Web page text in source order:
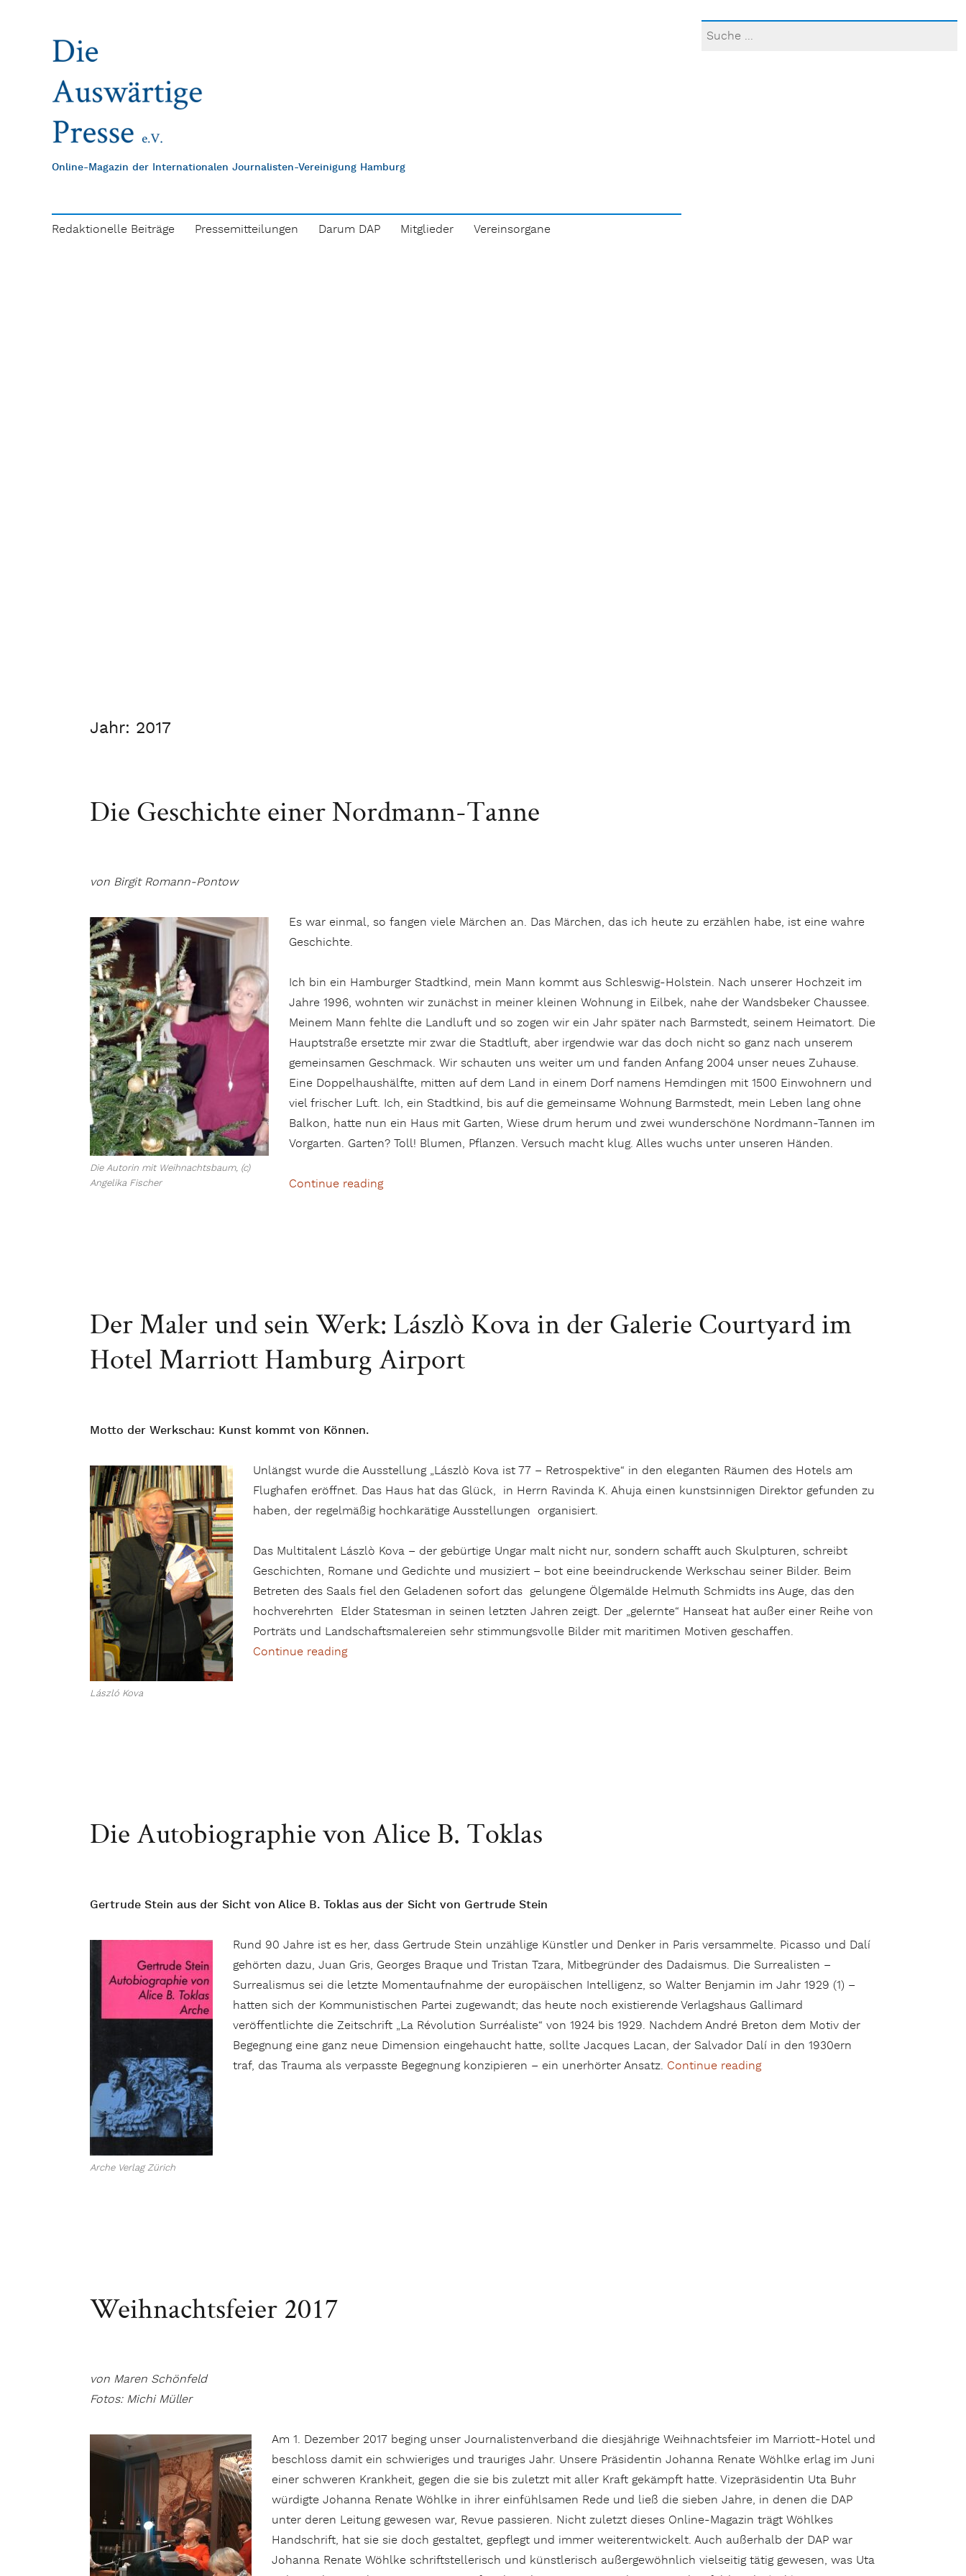
Online-Magazin der Internationalen Journalisten-Vereinigung Hamburg
Redaktionelle Beiträge Pressemitteilungen Darum DAP Mitglieder Vereinsorgane
Jahr: 2017
Die Geschichte einer Nordmann-Tanne
von Birgit Romann-Pontow
Die Autorin mit Weihnachtsbaum, (c)
Angelika Fischer
Es war einmal, so fangen viele Märchen an. Das Märchen, das ich heute zu erzählen habe, ist eine wahre
Geschichte.
Ich bin ein Hamburger Stadtkind, mein Mann kommt aus Schleswig-Holstein. Nach unserer Hochzeit im
Jahre 1996, wohnten wir zunächst in meiner kleinen Wohnung in Eilbek, nahe der Wandsbeker Chaussee.
Meinem Mann fehlte die Landluft und so zogen wir ein Jahr später nach Barmstedt, seinem Heimatort. Die
Hauptstraße ersetzte mir zwar die Stadtluft, aber irgendwie war das doch nicht so ganz nach unserem
gemeinsamen Geschmack. Wir schauten uns weiter um und fanden Anfang 2004 unser neues Zuhause.
Eine Doppelhaushälfte, mitten auf dem Land in einem Dorf namens Hemdingen mit 1500 Einwohnern und
viel frischer Luft. Ich, ein Stadtkind, bis auf die gemeinsame Wohnung Barmstedt, mein Leben lang ohne
Balkon, hatte nun ein Haus mit Garten, Wiese drum herum und zwei wunderschöne Nordmann-Tannen im
Vorgarten. Garten? Toll! Blumen, Pflanzen. Versuch macht klug. Alles wuchs unter unseren Händen.
Continue reading„Die Geschichte einer Nordmann-Tanne“
Der Maler und sein Werk: Lászlò Kova in der Galerie Courtyard im
Hotel Marriott Hamburg Airport
Motto der Werkschau: Kunst kommt von Können.
László Kova
Unlängst wurde die Ausstellung „Lászlò Kova ist 77 – Retrospektive“ in den eleganten Räumen des Hotels am
Flughafen eröffnet. Das Haus hat das Glück, in Herrn Ravinda K. Ahuja einen kunstsinnigen Direktor gefunden zu
haben, der regelmäßig hochkarätige Ausstellungen organisiert.
Das Multitalent Lászlò Kova – der gebürtige Ungar malt nicht nur, sondern schafft auch Skulpturen, schreibt
Geschichten, Romane und Gedichte und musiziert – bot eine beeindruckende Werkschau seiner Bilder. Beim
Betreten des Saals fiel den Geladenen sofort das gelungene Ölgemälde Helmuth Schmidts ins Auge, das den
hochverehrten Elder Statesman in seinen letzten Jahren zeigt. Der „gelernte“ Hanseat hat außer einer Reihe von
Porträts und Landschaftsmalereien sehr stimmungsvolle Bilder mit maritimen Motiven geschaffen.
Continue reading„Der Maler und sein Werk: Lászlò Kova in der Galerie Courtyard im Hotel Marriott Hamburg Airport“
Die Autobiographie von Alice B. Toklas
Gertrude Stein aus der Sicht von Alice B. Toklas aus der Sicht von Gertrude Stein
Arche Verlag Zürich
Rund 90 Jahre ist es her, dass Gertrude Stein unzählige Künstler und Denker in Paris versammelte. Picasso und Dalí
gehörten dazu, Juan Gris, Georges Braque und Tristan Tzara, Mitbegründer des Dadaismus. Die Surrealisten –
Surrealismus sei die letzte Momentaufnahme der europäischen Intelligenz, so Walter Benjamin im Jahr 1929 (1) –
hatten sich der Kommunistischen Partei zugewandt; das heute noch existierende Verlagshaus Gallimard
veröffentlichte die Zeitschrift „La Révolution Surréaliste“ von 1924 bis 1929. Nachdem André Breton dem Motiv der
Begegnung eine ganz neue Dimension eingehaucht hatte, sollte Jacques Lacan, der Salvador Dalí in den 1930ern
traf, das Trauma als verpasste Begegnung konzipieren – ein unerhörter Ansatz. Continue reading„Die Autobiographie von Alice B.
Weihnachtsfeier 2017
von Maren Schönfeld
Fotos: Michi Müller
Am 1. Dezember 2017 beging unser Journalistenverband die diesjährige Weihnachtsfeier im Marriott-Hotel und
beschloss damit ein schwieriges und trauriges Jahr. Unsere Präsidentin Johanna Renate Wöhlke erlag im Juni
einer schweren Krankheit, gegen die sie bis zuletzt mit aller Kraft gekämpft hatte. Vizepräsidentin Uta Buhr
würdigte Johanna Renate Wöhlke in ihrer einfühlsamen Rede und ließ die sieben Jahre, in denen die DAP
unter deren Leitung gewesen war, Revue passieren. Nicht zuletzt dieses Online-Magazin trägt Wöhlkes
Handschrift, hat sie sie doch gestaltet, gepflegt und immer weiterentwickelt. Auch außerhalb der DAP war
Johanna Renate Wöhlke schriftstellerisch und künstlerisch außergewöhnlich vielseitig tätig gewesen, was Uta